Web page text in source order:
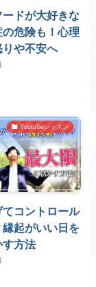
ドが大好きな
の危険も！心理
や不安へ
Youtubeレッスン
コントロール
起がいい日を
す方法